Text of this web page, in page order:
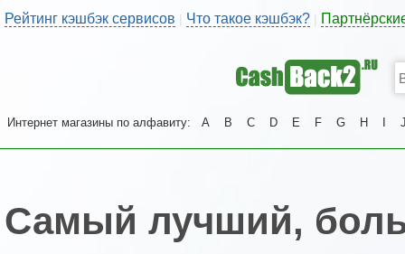
Рейтинг кэшбэк сервисов | Что такое кэшбэк?
Интернет магазины по алфавиту: A B C D E F G H
Самый лучший,